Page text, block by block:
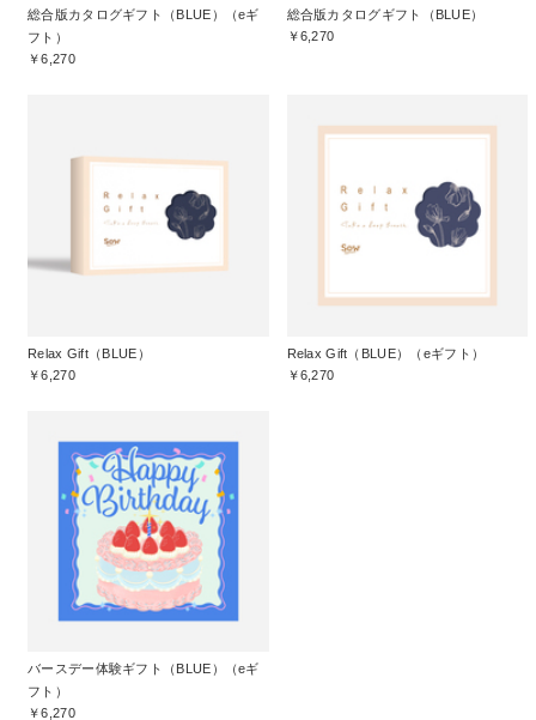
総合版カタログギフト（BLUE）（eギ
フト）
￥6,270
総合版カタログギフト（BLUE）
￥6,270
Relax Gift（BLUE）
￥6,270
Relax Gift（BLUE）（eギフト）
￥6,270
バースデー体験ギフト（BLUE）（eギ
フト）
￥6,270